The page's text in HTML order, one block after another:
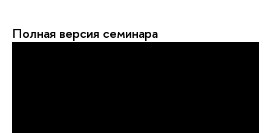
Полная версия семинара